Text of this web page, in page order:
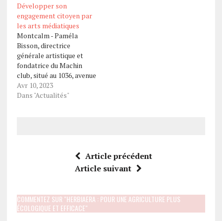
Développer son
engagement citoyen par
les arts médiatiques
Montcalm - Paméla
Bisson, directrice
générale artistique et
fondatrice du Machin
club, situé au 1036, avenue
des Érables, nous parle
de la mission de
mission de produire des
Avr 10, 2023
Dans "Actualités"
Article précédent
Article suivant
COMMENTEZ SUR "HERBIAERA : POUR UNE AGRICULTURE PLUS
ÉCOLOGIQUE ET EFFICACE"